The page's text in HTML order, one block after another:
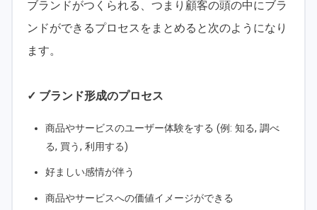
ブランドがつくられる、つまり顧客の頭の中にブラ
ンドができるプロセスをまとめると次のようになり
ます。
✓ ブランド形成のプロセス
商品やサービスのユーザー体験をする (例: 知る, 調べ
る, 買う, 利用する)
好ましい感情が伴う
商品やサービスへの価値イメージができる